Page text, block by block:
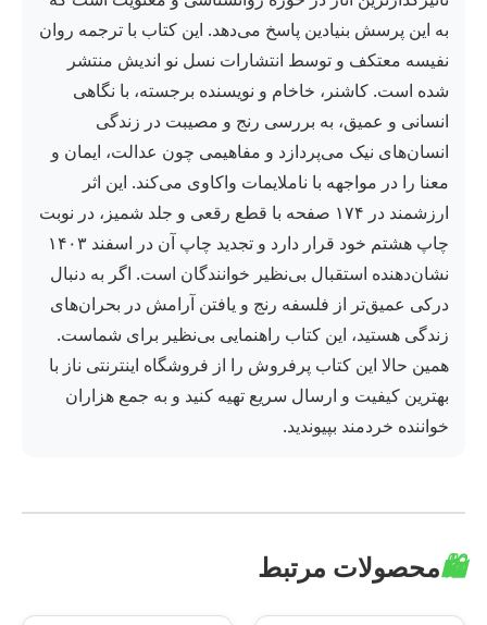
به این پرسش بنیادین پاسخ می‌دهد. این کتاب با ترجمه روان
نفیسه معتکف و توسط انتشارات نسل نو اندیش منتشر
شده است. کاشنر، خاخام و نویسنده برجسته، با نگاهی
انسانی و عمیق، به بررسی رنج و مصیبت در زندگی
انسان‌های نیک می‌پردازد و مفاهیمی چون عدالت، ایمان و
معنا را در مواجهه با ناملایمات واکاوی می‌کند. این اثر
ارزشمند در ۱۷۴ صفحه با قطع رقعی و جلد شمیز، در نوبت
چاپ هشتم خود قرار دارد و تجدید چاپ آن در اسفند ۱۴۰۳
نشان‌دهنده استقبال بی‌نظیر خوانندگان است. اگر به دنبال
درکی عمیق‌تر از فلسفه رنج و یافتن آرامش در بحران‌های
زندگی هستید، این کتاب راهنمایی بی‌نظیر برای شماست.
همین حالا این کتاب پرفروش را از فروشگاه اینترنتی ناز با
بهترین کیفیت و ارسال سریع تهیه کنید و به جمع هزاران
خواننده خردمند بپیوندید.
🛍️محصولات مرتبط